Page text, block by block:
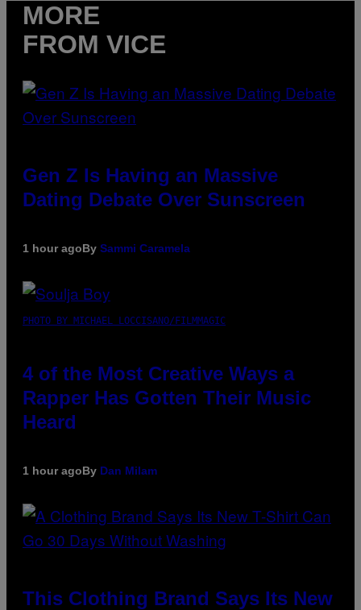
MORE
FROM VICE
Gen Z Is Having an Massive
Dating Debate Over Sunscreen
1 hour agoBy Sammi Caramela
PHOTO BY MICHAEL LOCCISANO/FILMMAGIC
4 of the Most Creative Ways a
Rapper Has Gotten Their Music
Heard
1 hour agoBy Dan Milam
This Clothing Brand Says Its New